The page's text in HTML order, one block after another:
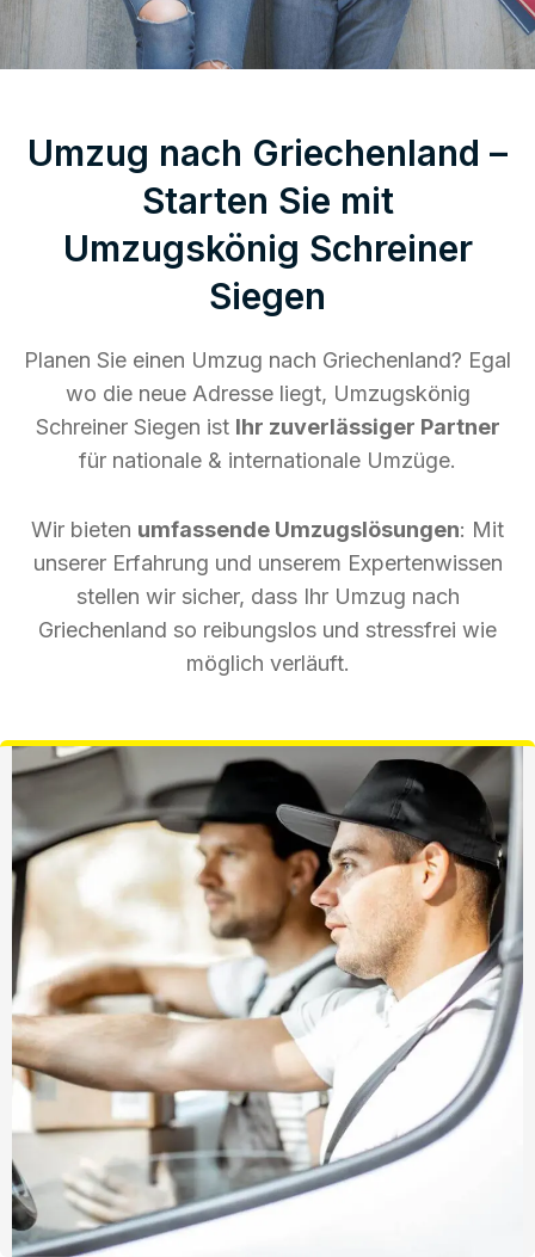
Umzug nach Griechenland –
Starten Sie mit
Umzugskönig Schreiner
Siegen
Planen Sie einen Umzug nach Griechenland? Egal
wo die neue Adresse liegt, Umzugskönig
Schreiner Siegen ist Ihr zuverlässiger Partner
für nationale & internationale Umzüge.
Wir bieten umfassende Umzugslösungen: Mit
unserer Erfahrung und unserem Expertenwissen
stellen wir sicher, dass Ihr Umzug nach
Griechenland so reibungslos und stressfrei wie
möglich verläuft.